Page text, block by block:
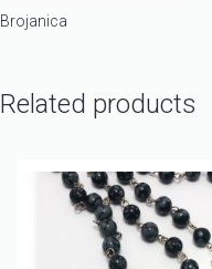
Brojanica
Related products